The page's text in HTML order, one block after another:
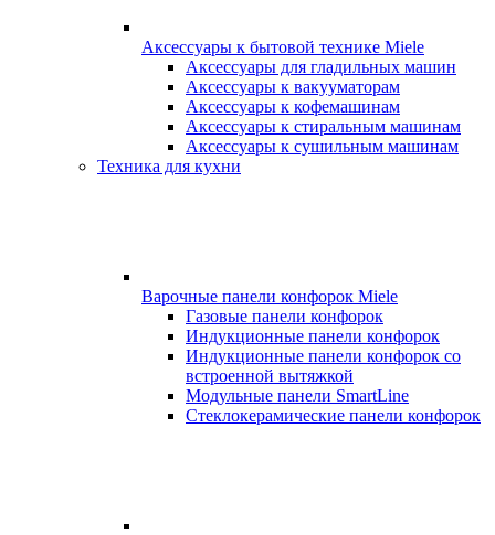
Аксессуары к бытовой технике Miele
Аксессуары для гладильных машин
Аксессуары к вакууматорам
Аксессуары к кофемашинам
Аксессуары к стиральным машинам
Аксессуары к сушильным машинам
Техника для кухни
Варочные панели конфорок Miele
Газовые панели конфорок
Индукционные панели конфорок
Индукционные панели конфорок со
встроенной вытяжкой
Модульные панели SmartLine
Стеклокерамические панели конфорок